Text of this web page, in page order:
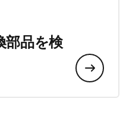
部品を検